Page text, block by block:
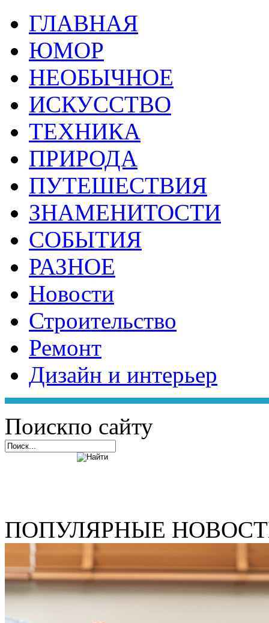
ГЛАВНАЯ
ЮМОР
НЕОБЫЧНОЕ
ИСКУССТВО
ТЕХНИКА
ПРИРОДА
ПУТЕШЕСТВИЯ
ЗНАМЕНИТОСТИ
СОБЫТИЯ
РАЗНОЕ
Новости
Строительство
Ремонт
Дизайн и интерьер
Поискпо сайту
ПОПУЛЯРНЫЕ